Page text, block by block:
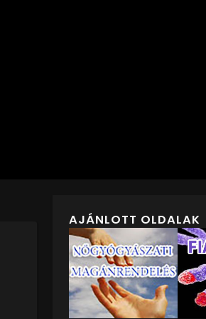
AJÁNLOTT OLDALAK